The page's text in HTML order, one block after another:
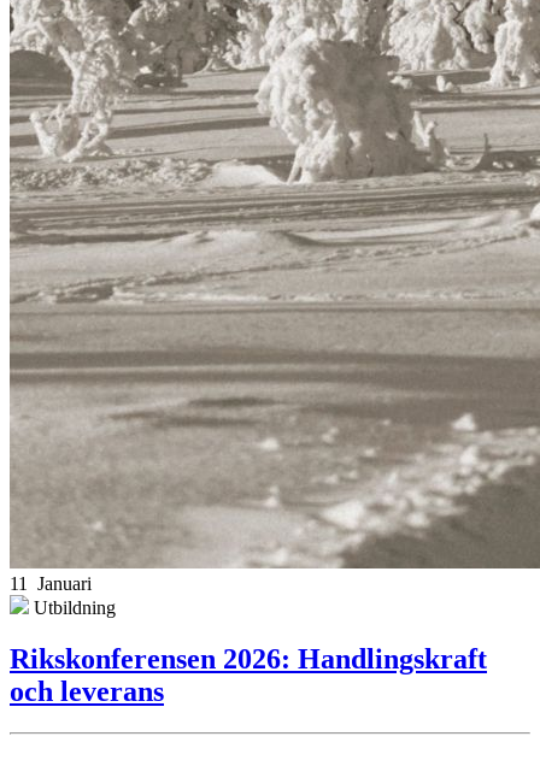
11 Januari
Utbildning
Rikskonferensen 2026: Handlingskraft
och leverans